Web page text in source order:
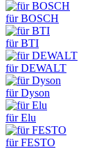
für BOSCH
für BTI
für DEWALT
für Dyson
für Elu
für FESTO